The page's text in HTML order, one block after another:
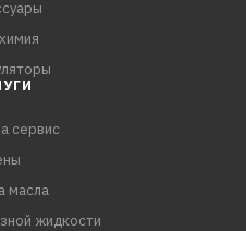
сервис
масла
жидкости